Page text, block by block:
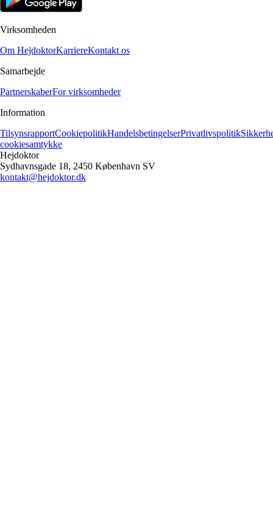
Virksomheden
Om HejdoktorKarriereKontakt os
Samarbejde
PartnerskaberFor virksomheder
Information
TilsynsrapportCookiepolitikHandelsbetingelserPrivatlivspolitik
cookiesamtykke
Hejdoktor
Sydhavnsgade 18, 2450 København SV
kontakt@hejdoktor.dk